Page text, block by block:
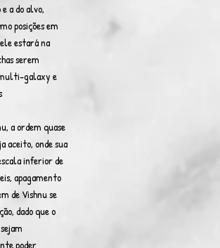
a do alvo,
posições em
estará na
serem
galaxy e
a ordem quase
aceito, onde sua
inferior de
apagamento
de Vishnu se
dado que o
poder